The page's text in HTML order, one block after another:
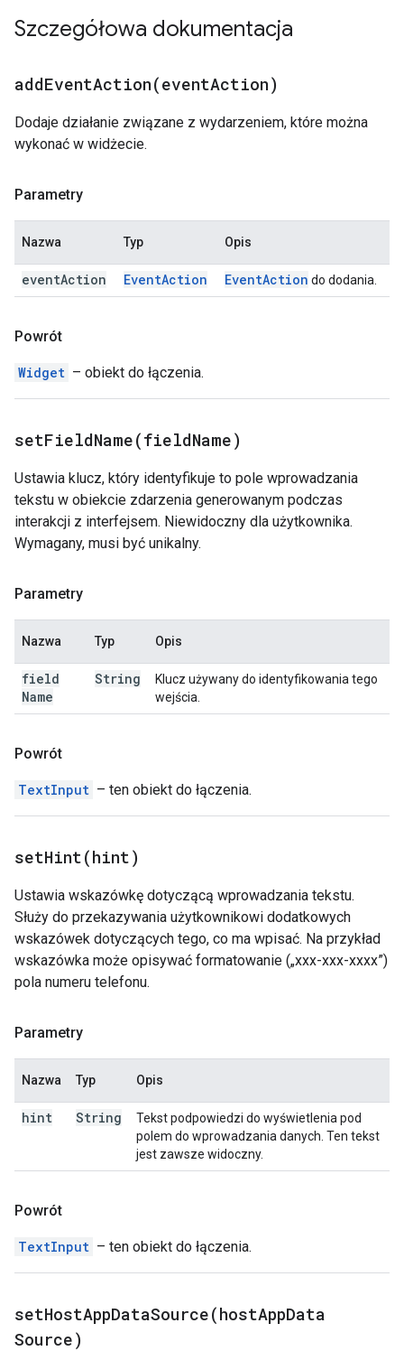
Szczegółowa dokumentacja
addEventAction(eventAction)
Dodaje działanie związane z wydarzeniem, które można
wykonać w widżecie.
Parametry
Nazwa Typ Opis
eventAction EventAction EventAction do dodania.
Powrót
Widget – obiekt do łączenia.
setFieldName(fieldName)
Ustawia klucz, który identyfikuje to pole wprowadzania
tekstu w obiekcie zdarzenia generowanym podczas
interakcji z interfejsem. Niewidoczny dla użytkownika.
Wymagany, musi być unikalny.
Parametry
Nazwa Typ Opis
field
Name
String
Klucz używany do identyfikowania tego
wejścia.
Powrót
TextInput – ten obiekt do łączenia.
setHint(hint)
Ustawia wskazówkę dotyczącą wprowadzania tekstu.
Służy do przekazywania użytkownikowi dodatkowych
wskazówek dotyczących tego, co ma wpisać. Na przykład
wskazówka może opisywać formatowanie („xxx-xxx-xxxx”)
pola numeru telefonu.
Parametry
Nazwa Typ Opis
hint String
Tekst podpowiedzi do wyświetlenia pod
polem do wprowadzania danych. Ten tekst
jest zawsze widoczny.
Powrót
TextInput – ten obiekt do łączenia.
setHostAppDataSource(hostAppData
Source)